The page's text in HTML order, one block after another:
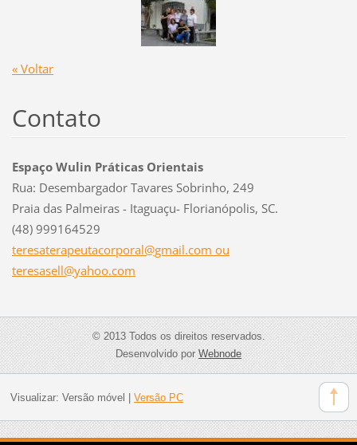
« Voltar
Contato
Espaço Wulin Práticas Orientais
Rua: Desembargador Tavares Sobrinho, 249
Praia das Palmeiras - Itaguaçu- Florianópolis, SC.
(48) 999164529
teresaterapeutacorporal@gmail.com ou
teresasell@yahoo.com
© 2013 Todos os direitos reservados.
Desenvolvido porWebnode
Visualizar: Versão móvel Versão PC